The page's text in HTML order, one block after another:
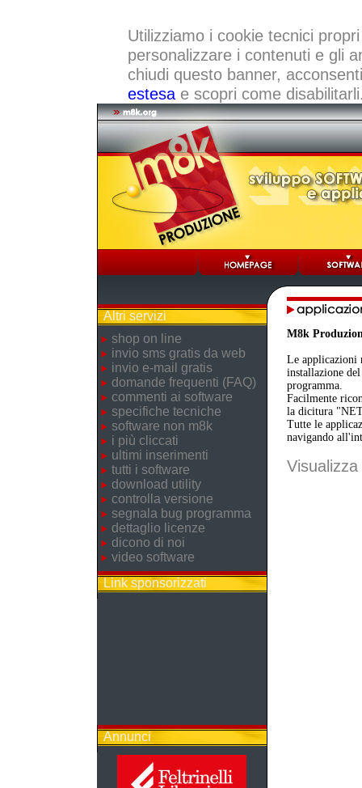
Utilizziamo i cookie tecnici
personalizzare i contenuti e gli
chiudi questo banner,
estesae scopri come
Altri servizi
shop on line
invio sms gratis da web
invio e-mail gratis
domande frequenti (FAQ)
commenti ai software
specifiche tecniche
software non m8k
i più cliccati
ultimi inserimenti
tutti i software
download utility
controlla versione
segnala bug programma
dettaglio licenze
dicono di noi
video software
Link sponsorizzati
Annunci
M8k
Le applicazioni
installazione
programma.
Facilmente
la dicitura
Tutte le
navigando